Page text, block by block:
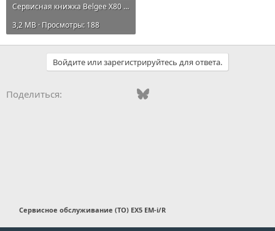
Сервисная книжка Belgee X80 PHEV.pdf
3,2 MB · Просмотры: 188
Войдите или зарегистрируйтесь для ответа.
Поделиться: Odnoklassniki
Mail.ruBluesky
Сервисное обслуживание (ТО) EX5 EM-i/R